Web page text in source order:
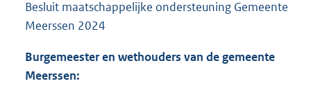
Besluit maatschappelijke ondersteuning Gemeente
Meerssen 2024
Burgemeester en wethouders van de gemeente
Meerssen: